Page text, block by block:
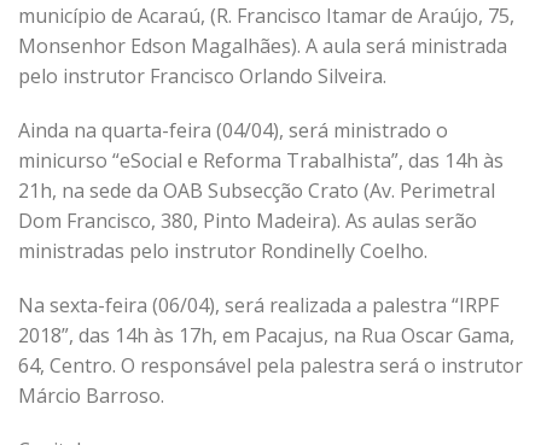
município de Acaraú, (R. Francisco Itamar de Araújo, 75,
Monsenhor Edson Magalhães). A aula será ministrada
pelo instrutor Francisco Orlando Silveira.
Ainda na quarta-feira (04/04), será ministrado o
minicurso “eSocial e Reforma Trabalhista”, das 14h às
21h, na sede da OAB Subsecção Crato (Av. Perimetral
Dom Francisco, 380, Pinto Madeira). As aulas serão
ministradas pelo instrutor Rondinelly Coelho.
Na sexta-feira (06/04), será realizada a palestra “IRPF
2018”, das 14h às 17h, em Pacajus, na Rua Oscar Gama,
64, Centro. O responsável pela palestra será o instrutor
Márcio Barroso.